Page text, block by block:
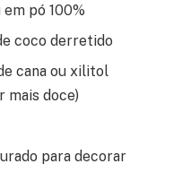
pó 100%
coco derretido
cana ou xilitol
mais doce)
para decorar